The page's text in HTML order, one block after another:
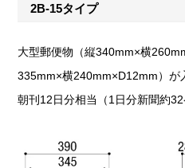
2B-15タイプ
大型郵便物（縦340mm×横
335mm×横240mm×D12mm）が
朝刊12日分相当（1日分新聞約